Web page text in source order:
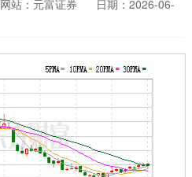
网站：元富证券
日期：2026-06-